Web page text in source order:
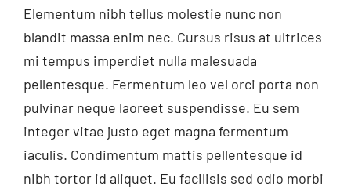
Elementum nibh tellus molestie nunc non
blandit massa enim nec. Cursus risus at ultrices
mi tempus imperdiet nulla malesuada
pellentesque. Fermentum leo vel orci porta non
pulvinar neque laoreet suspendisse. Eu sem
integer vitae justo eget magna fermentum
iaculis. Condimentum mattis pellentesque id
nibh tortor id aliquet. Eu facilisis sed odio morbi